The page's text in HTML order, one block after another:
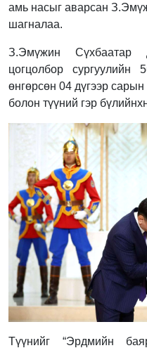
амь насыг аварсан
шагналаа.
З.Эмүжин Сүхбаатар
цогцолбор сургуулийн
өнгөрсөн 04 дүгээр
болон түүний гэр
Түүнийг “Эрдмийн